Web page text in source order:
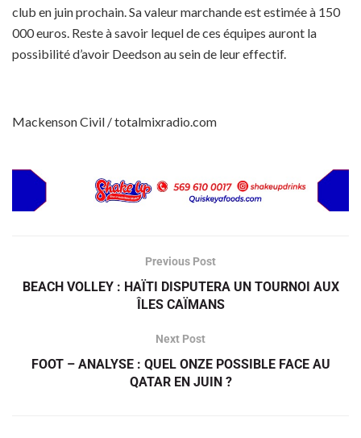
club en juin prochain. Sa valeur marchande est estimée à 150
000 euros. Reste à savoir lequel de ces équipes auront la
possibilité d’avoir Deedson au sein de leur effectif.
Mackenson Civil / totalmixradio.com
Previous Post
BEACH VOLLEY : HAÏTI DISPUTERA UN TOURNOI AUX
ÎLES CAÏMANS
Next Post
FOOT – ANALYSE : QUEL ONZE POSSIBLE FACE AU
QATAR EN JUIN ?